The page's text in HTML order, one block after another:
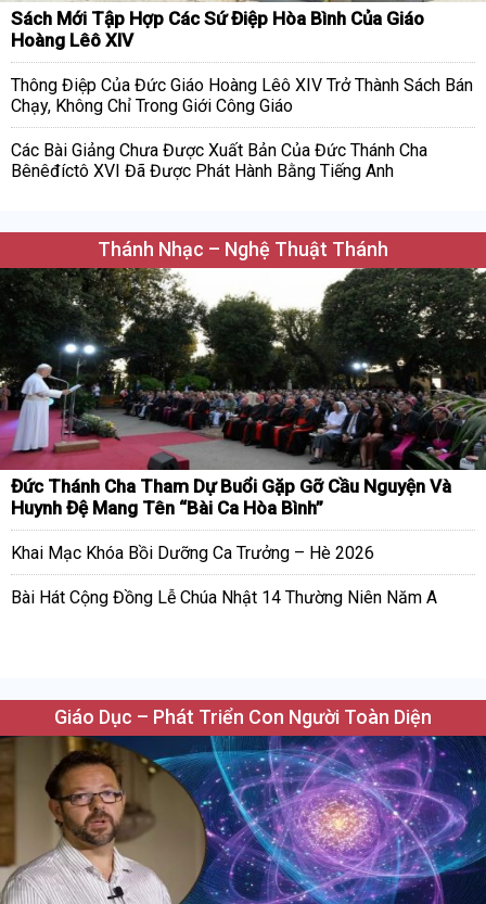
Sách Mới Tập Hợp Các Sứ Điệp Hòa Bình Của Giáo
Hoàng Lêô XIV
Thông Điệp Của Đức Giáo Hoàng Lêô XIV Trở Thành Sách Bán
Chạy, Không Chỉ Trong Giới Công Giáo
Các Bài Giảng Chưa Được Xuất Bản Của Đức Thánh Cha
Bênêđíctô XVI Đã Được Phát Hành Bằng Tiếng Anh
Thánh Nhạc – Nghệ Thuật Thánh
Đức Thánh Cha Tham Dự Buổi Gặp Gỡ Cầu Nguyện Và
Huynh Đệ Mang Tên “Bài Ca Hòa Bình”
Khai Mạc Khóa Bồi Dưỡng Ca Trưởng – Hè 2026
Bài Hát Cộng Đồng Lễ Chúa Nhật 14 Thường Niên Năm A
Giáo Dục – Phát Triển Con Người Toàn Diện